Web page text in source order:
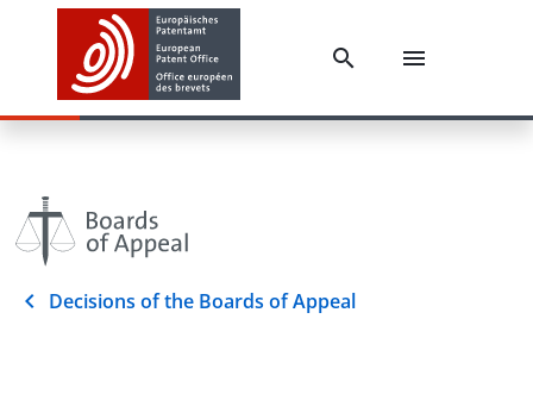
Decisions of the Boards of Appeal